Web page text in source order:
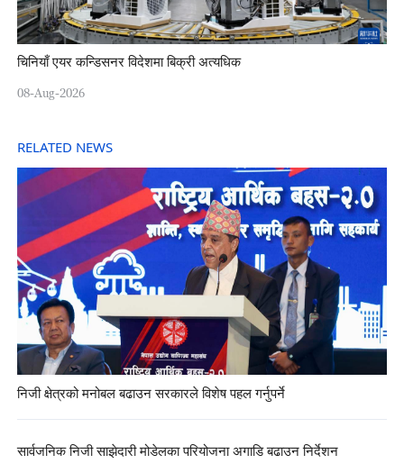
चिनियाँ एयर कन्डिसनर विदेशमा बिक्री अत्यधिक
08-Aug-2026
RELATED NEWS
निजी क्षेत्रको मनोबल बढाउन सरकारले विशेष पहल गर्नुपर्ने
सार्वजनिक निजी साझेदारी मोडेलका परियोजना अगाडि बढाउन निर्देशन